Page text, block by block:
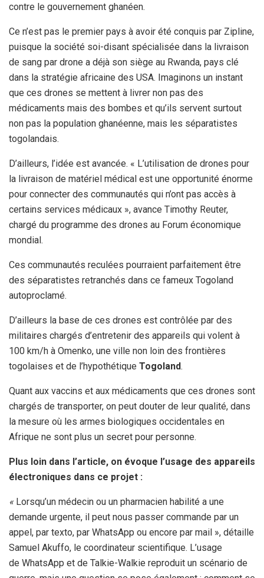
contre le gouvernement ghanéen.
Ce n’est pas le premier pays à avoir été conquis par Zipline,
puisque la société soi-disant spécialisée dans la livraison
de sang par drone a déjà son siège au Rwanda, pays clé
dans la stratégie africaine des USA. Imaginons un instant
que ces drones se mettent à livrer non pas des
médicaments mais des bombes et qu’ils servent surtout
non pas la population ghanéenne, mais les séparatistes
togolandais.
D’ailleurs, l’idée est avancée. « L’utilisation de drones pour
la livraison de matériel médical est une opportunité énorme
pour connecter des communautés qui n’ont pas accès à
certains services médicaux », avance Timothy Reuter,
chargé du programme des drones au Forum économique
mondial.
Ces communautés reculées pourraient parfaitement être
des séparatistes retranchés dans ce fameux Togoland
autoproclamé.
D’ailleurs la base de ces drones est contrôlée par des
militaires chargés d’entretenir des appareils qui volent à
100 km/h à Omenko, une ville non loin des frontières
togolaises et de l’hypothétique Togoland.
Quant aux vaccins et aux médicaments que ces drones sont
chargés de transporter, on peut douter de leur qualité, dans
la mesure où les armes biologiques occidentales en
Afrique ne sont plus un secret pour personne.
Plus loin dans l’article, on évoque l’usage des appareils
électroniques dans ce projet :
«Lorsqu’un médecin ou un pharmacien habilité a une
demande urgente, il peut nous passer commande par un
appel, par texto, par WhatsApp ou encore par mail », détaille
Samuel Akuffo, le coordinateur scientifique. L’usage
de WhatsApp et de Talkie-Walkie reproduit un scénario de